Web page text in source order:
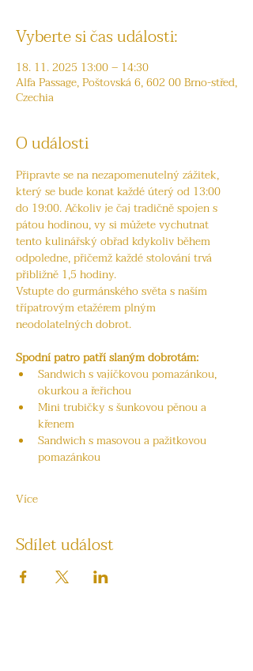
Vyberte si čas události:
18. 11. 2025 13:00 – 14:30
Alfa Passage, Poštovská 6, 602 00 Brno-střed,
Czechia
O události
Připravte se na nezapomenutelný zážitek,
který se bude konat každé úterý od 13:00
do 19:00. Ačkoliv je čaj tradičně spojen s
pátou hodinou, vy si můžete vychutnat
tento kulinářský obřad kdykoliv během
odpoledne, přičemž každé stolování trvá
přibližně 1,5 hodiny.
Vstupte do gurmánského světa s naším
třípatrovým etažérem plným
neodolatelných dobrot.
Spodní patro patří slaným dobrotám:
Sandwich s vajíčkovou pomazánkou,
okurkou a řeřichou
Mini trubičky s šunkovou pěnou a
křenem
Sandwich s masovou a pažitkovou
pomazánkou
Více
Sdílet událost